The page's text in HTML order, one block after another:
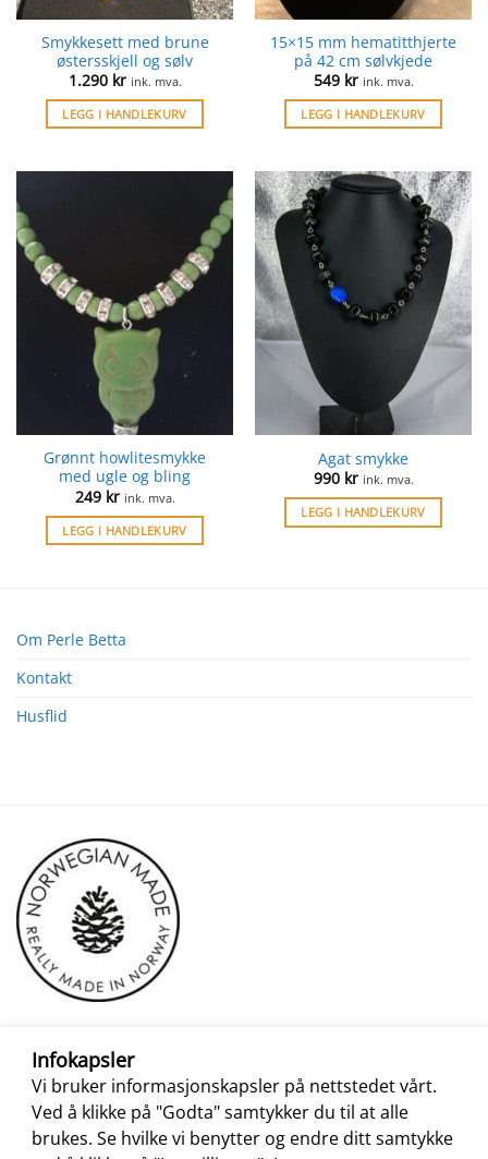
Infokapsler
Vi bruker informasjonskapsler på nettstedet vårt.
Ved å klikke på "Godta" samtykker du til at alle
brukes. Se hvilke vi benytter og endre ditt samtykke
Smykkesett med brune
østersskjell og sølv
1.290 kr ink. mva.
LEGG I HANDLEKURV
15×15 mm hematitthjerte
på 42 cm sølvkjede
549 kr ink. mva.
LEGG I HANDLEKURV
Grønnt howlitesmykke
med ugle og bling
249 kr ink. mva.
LEGG I HANDLEKURV
Agat smykke
990 kr ink. mva.
LEGG I HANDLEKURV
Om Perle Betta
Kontakt
Husflid